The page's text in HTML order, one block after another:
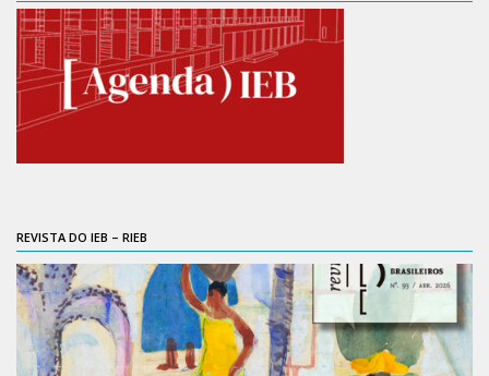
6º CIEAMP
Exposições
Manuel Correia de Andrade – o divulgador
Biblioteca Digital
Dedalus
Mecila
Red BAALC
REVISTA DO IEB – RIEB